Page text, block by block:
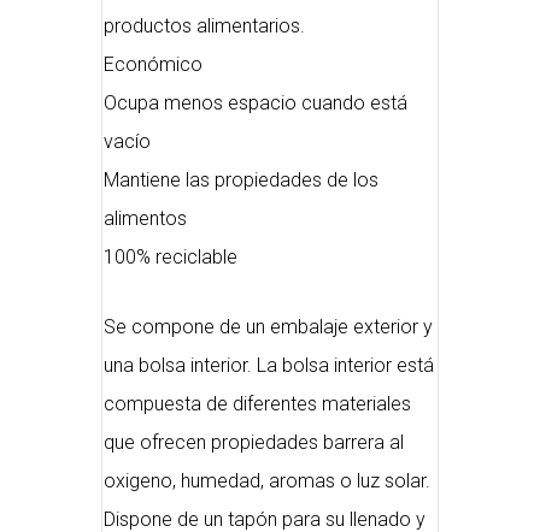
productos alimentarios.
Económico
Ocupa menos espacio cuando está
vacío
Mantiene las propiedades de los
alimentos
100% reciclable
Se compone de un embalaje exterior y
una bolsa interior. La bolsa interior está
compuesta de diferentes materiales
que ofrecen propiedades barrera al
oxigeno, humedad, aromas o luz solar.
Dispone de un tapón para su llenado y